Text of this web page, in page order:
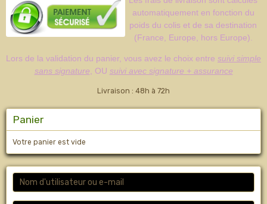
automatiquement en fonction du
poids du colis et de sa destination
(France, Europe, hors Europe).
Lors de la validation du panier, vous avez le choix entre suivi simple
sans signature , OU suivi avec signature + assurance
Livraison : 48h à 72h
Panier
Votre panier est vide